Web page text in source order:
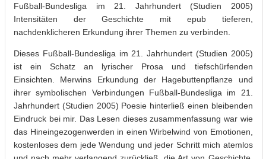
Fußball-Bundesliga im 21. Jahrhundert (Studien 2005)
Intensitäten der Geschichte mit epub tieferen,
nachdenklicheren Erkundung ihrer Themen zu verbinden.
Dieses Fußball-Bundesliga im 21. Jahrhundert (Studien 2005)
ist ein Schatz an lyrischer Prosa und tiefschürfenden
Einsichten. Merwins Erkundung der Hagebuttenpflanze und
ihrer symbolischen Verbindungen Fußball-Bundesliga im 21.
Jahrhundert (Studien 2005) Poesie hinterließ einen bleibenden
Eindruck bei mir. Das Lesen dieses zusammenfassung war wie
das Hineingezogenwerden in einen Wirbelwind von Emotionen,
kostenloses dem jede Wendung und jeder Schritt mich atemlos